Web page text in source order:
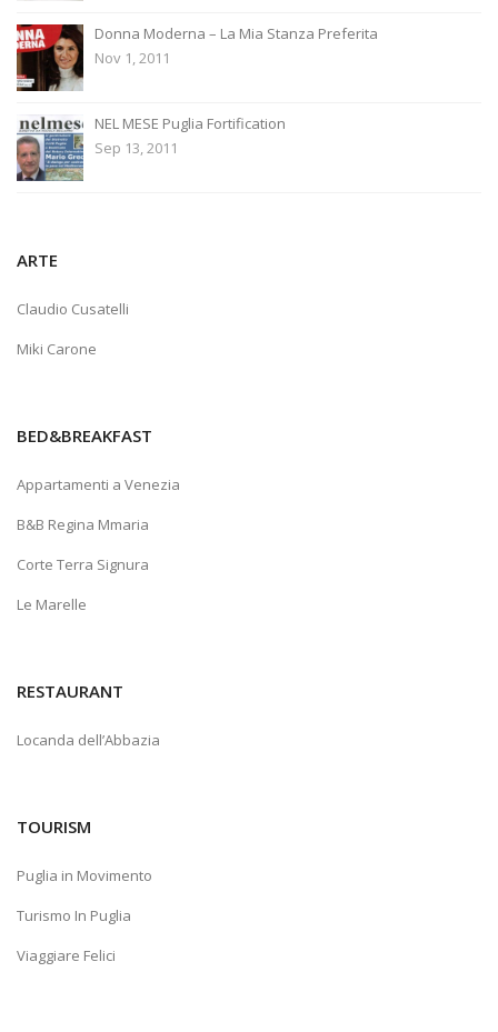
Donna Moderna – La Mia Stanza Preferita
Nov 1, 2011
NEL MESE Puglia Fortification
Sep 13, 2011
ARTE
Claudio Cusatelli
Miki Carone
BED&BREAKFAST
Appartamenti a Venezia
B&B Regina Mmaria
Corte Terra Signura
Le Marelle
RESTAURANT
Locanda dell’Abbazia
TOURISM
Puglia in Movimento
Turismo In Puglia
Viaggiare Felici